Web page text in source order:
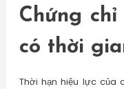
Chứng
có thời
Thời hạn hiệu lực